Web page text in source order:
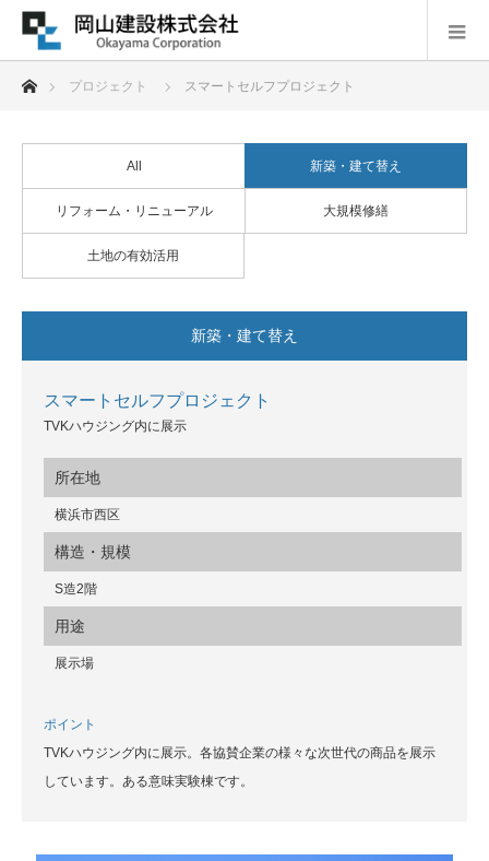
ホームプロジェクト スマートセルフプロジェクト
All 新築・建て替え
リフォーム・リニューアル 大規模修繕
土地の有効活用
新築・建て替え
スマートセルフプロジェクト
TVKハウジング内に展示
所在地
横浜市西区
構造・規模
S造2階
用途
展示場
ポイント
TVKハウジング内に展示。各協賛企業の様々な次世代の商品を展示
しています。ある意味実験棟です。